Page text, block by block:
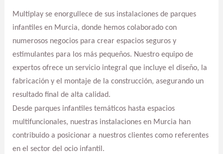
Multiplay se enorgullece de sus instalaciones de parques
infantiles en Murcia, donde hemos colaborado con
numerosos negocios para crear espacios seguros y
estimulantes para los más pequeños. Nuestro equipo de
expertos ofrece un servicio integral que incluye el diseño, la
fabricación y el montaje de la construcción, asegurando un
resultado final de alta calidad.
Desde parques infantiles temáticos hasta espacios
multifuncionales, nuestras instalaciones en Murcia han
contribuido a posicionar a nuestros clientes como referentes
en el sector del ocio infantil.